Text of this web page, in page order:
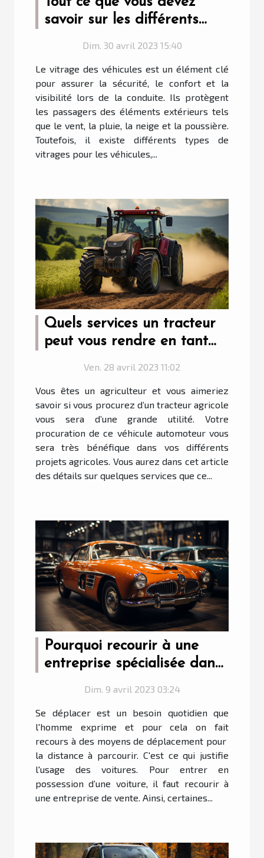
savoir sur les différents
Dim. 30 avril 2023 15:40
Le vitrage des véhicules est un élément clé
pour assurer la sécurité, le confort et la
visibilité lors de la conduite. Ils protègent
les passagers des éléments extérieurs tels
que le vent, la pluie, la neige et la poussière.
Toutefois, il existe différents types de
vitrages pour les véhicules,...
Quels services un tracteur
peut vous rendre en tant
Ven. 28 avril 2023 11:02
Vous êtes un agriculteur et vous aimeriez
savoir si vous procurez d’un tracteur agricole
vous sera d’une grande utilité. Votre
procuration de ce véhicule automoteur vous
sera très bénéfique dans vos différents
projets agricoles. Vous aurez dans cet article
des détails sur quelques services que ce...
Pourquoi recourir à une
entreprise spécialisée dans
?
Dim. 9 avril 2023 03:24
Se déplacer est un besoin quotidien que
l'homme exprime et pour cela on fait
recours à des moyens de déplacement pour
la distance à parcourir. C'est ce qui justifie
l'usage des voitures. Pour entrer en
possession d’une voiture, il faut recourir à
une entreprise de vente. Ainsi, certaines...